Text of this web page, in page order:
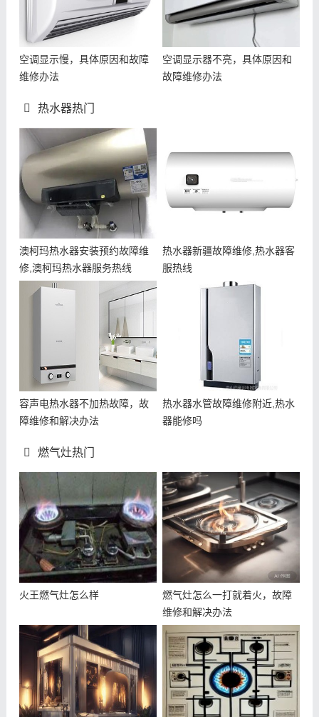
空调显示慢，具体原因和故障
维修办法
空调显示器不亮，具体原因和
故障维修办法
热水器热门
澳柯玛热水器安装预约故障维
修,澳柯玛热水器服务热线
热水器新疆故障维修,热水器客
服热线
容声电热水器不加热故障，故
障维修和解决办法
热水器水管故障维修附近,热水
器能修吗
燃气灶热门
火王燃气灶怎么样
燃气灶怎么一打就着火，故障
维修和解决办法